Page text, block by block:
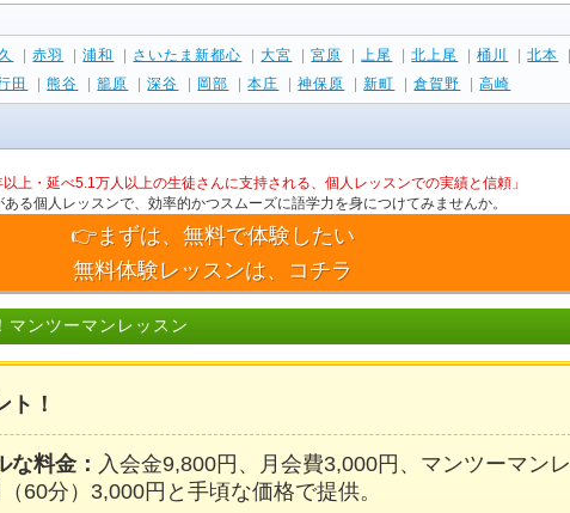
|赤羽 |浦和 さいたま新都心 |大宮 |宮原 |上尾 |北上尾 |桶川 |北本
田 |熊谷 |籠原 |深谷 岡部 |本庄 |神保原 |新町 |倉賀野 |高崎
以上・延べ5.1万人以上の生徒さんに支持される、個人レッスンでの実績と信頼」
る個人レッスンで、効率的かつスムーズに語学力を身につけてみませんか。
👉まずは、無料で体験したい
無料体験レッスンは、コチラ
マンツーマンレッスン
ト！
な料金： 入会金9,800円、月会費3,000円、マンツーマンレ
60分）3,000円と手頃な価格で提供。